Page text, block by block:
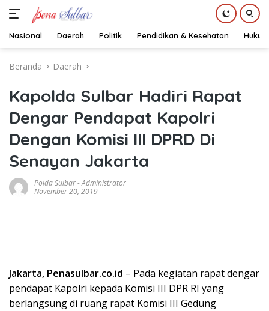
Nasional Daerah Politik Pendidikan & Kesehatan Hukum
Beranda Daerah
Kapolda Sulbar Hadiri Rapat
Dengar Pendapat Kapolri
Dengan Komisi III DPRD Di
Senayan Jakarta
Polda Sulbar-Administrator
November 20, 2019
Jakarta, Penasulbar.co.id – Pada kegiatan rapat dengar
pendapat Kapolri kepada Komisi III DPR RI yang
berlangsung di ruang rapat Komisi III Gedung